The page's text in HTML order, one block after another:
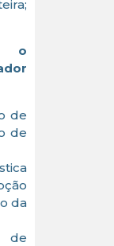
o
de
de
da
de